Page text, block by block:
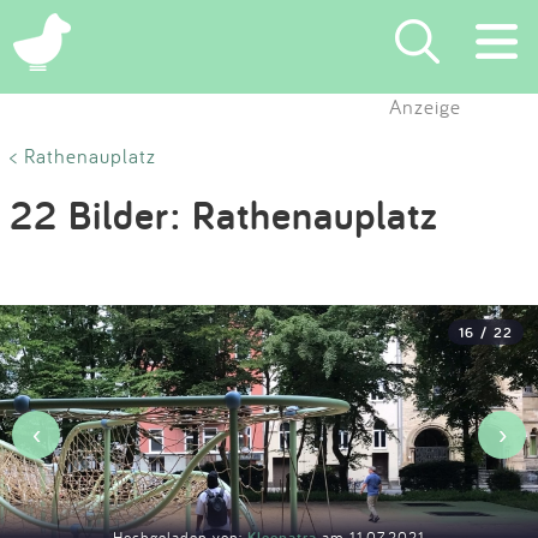
×
Eintragen
Blog
Partner
Kontakt
Anzeige
< Rathenauplatz
22 Bilder: Rathenauplatz
16 / 22
‹ ›